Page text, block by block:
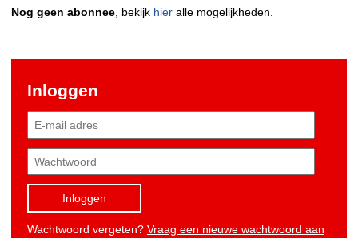
Nog geen abonnee , bekijk hier alle mogelijkheden.
Inloggen
Inloggen
Wachtwoord vergeten? Vraag een nieuwe wachtwoord aan